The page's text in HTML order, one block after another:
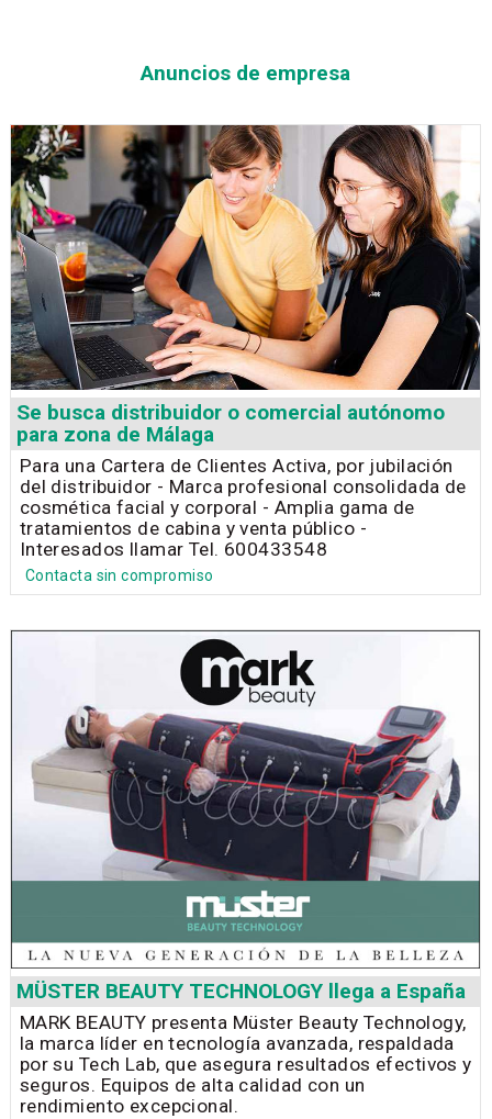
Anuncios de empresa
Se busca distribuidor o comercial autónomo
para zona de Málaga
Para una Cartera de Clientes Activa, por jubilación
del distribuidor - Marca profesional consolidada de
cosmética facial y corporal - Amplia gama de
tratamientos de cabina y venta público -
Interesados llamar Tel. 600433548
Contacta sin compromiso
MÜSTER BEAUTY TECHNOLOGY llega a España
MARK BEAUTY presenta Müster Beauty Technology,
la marca líder en tecnología avanzada, respaldada
por su Tech Lab, que asegura resultados efectivos y
seguros. Equipos de alta calidad con un
rendimiento excepcional.